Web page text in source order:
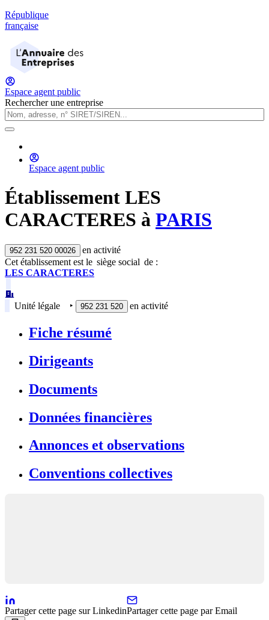
République
française
Espace agent public
Rechercher une entreprise
Espace agent public
Établissement LES
CARACTERES à PARIS
952 231 520 00026
en activité
Cet établissement est le siège social de :
LES CARACTERES
Unité légale ‣ 952 231 520 en activité
Fiche résumé
Dirigeants
Documents
Données financières
Annonces et observations
Conventions collectives
Partager cette page sur LinkedinPartager cette page par Email